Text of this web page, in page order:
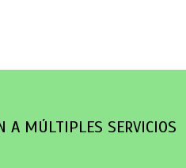
A MÚLTIPLES SERVICIOS